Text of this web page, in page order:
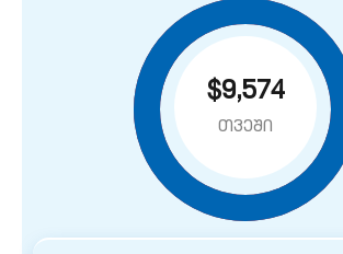
$9,574
თვეში